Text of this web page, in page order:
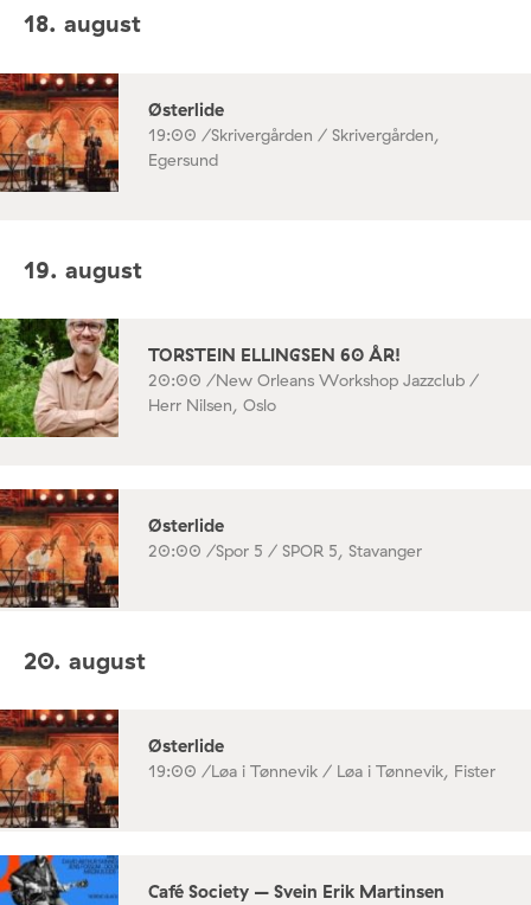
18. august
Østerlide
19:00 /Skrivergården / Skrivergården,
Egersund
19. august
TORSTEIN ELLINGSEN 60 ÅR!
20:00 /New Orleans Workshop Jazzclub /
Herr Nilsen, Oslo
Østerlide
20:00 /Spor 5 / SPOR 5, Stavanger
20. august
Østerlide
19:00 /Løa i Tønnevik / Løa i Tønnevik, Fister
Café Society – Svein Erik Martinsen